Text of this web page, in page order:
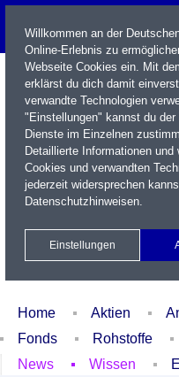
Name / WKN / ISIN / Kürzel
Xetra Realtime
Home Aktien
Fonds
Rohstoffe
News
Wissen
Willkommen an der
Online-Erlebnis zu
Webseite Cookies ein. Mit
erklärst du dich damit
verwandte Technologien
"Einstellungen" kannst du der
Dienste im Einzelnen
Detaillierte Informationen
Cookies und verwandten
jederzeit widersprechen
Datenschutzhinweisen.
Einstellungen